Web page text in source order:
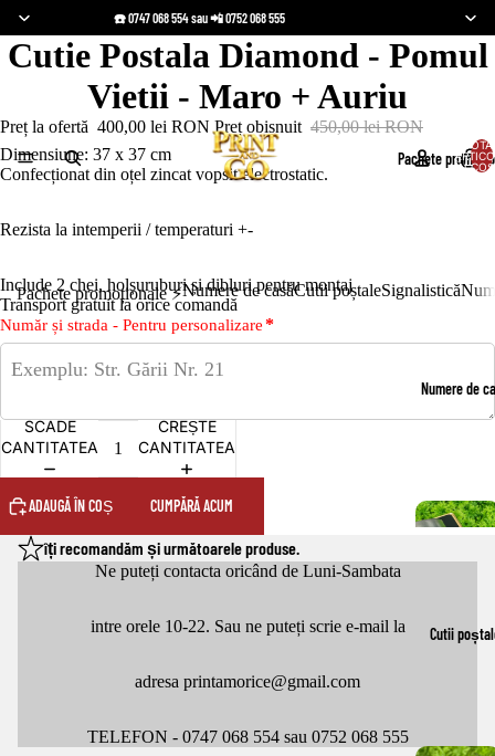
☎️ 0747 068 554 sau 📲 0752 068 555
Pachete
Numere de
Cutii
ÎN
Pachete promoționale ⚡️Numere de casăCutii poștaleSignalistică
Cutie Postala Diamond - Pomul
Vietii - Maro + Auriu
Preț la ofertă 400,00 lei RON Preț obișnuit 450,00 lei RON
Dimensiune: 37 x 37 cm
Confecționat din oțel zincat vopsit electrostatic.
Rezista la intemperii / temperaturi +-
Include 2 chei, holșuruburi și dibluri pentru montaj
Transport gratuit la orice comandă
Număr și strada - Pentru personalizare*
SCADE
CANTITATEA
CREȘTE
CANTITATEA
ADAUGĂ ÎN COȘ CUMPĂRĂ ACUM
îți recomandăm și următoarele produse.
Ne puteți contacta oricând de Luni-Sambata
intre orele 10-22. Sau ne puteți scrie e-mail la
adresa printamorice@gmail.com
TELEFON - 0747 068 554 sau 0752 068 555
Politica de rambursare